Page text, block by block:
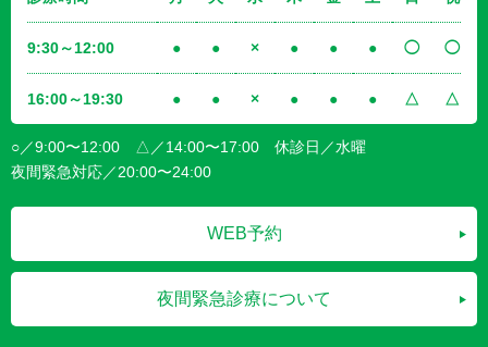
9:30～12:00 ● ● × ● ● ● ◯ ◯
16:00～19:30 ● ● × ● ● ● △ △
○／9:00〜12:00 △／14:00〜17:00 休診日／水曜
夜間緊急対応／20:00〜24:00
WEB予約
夜間緊急診療について